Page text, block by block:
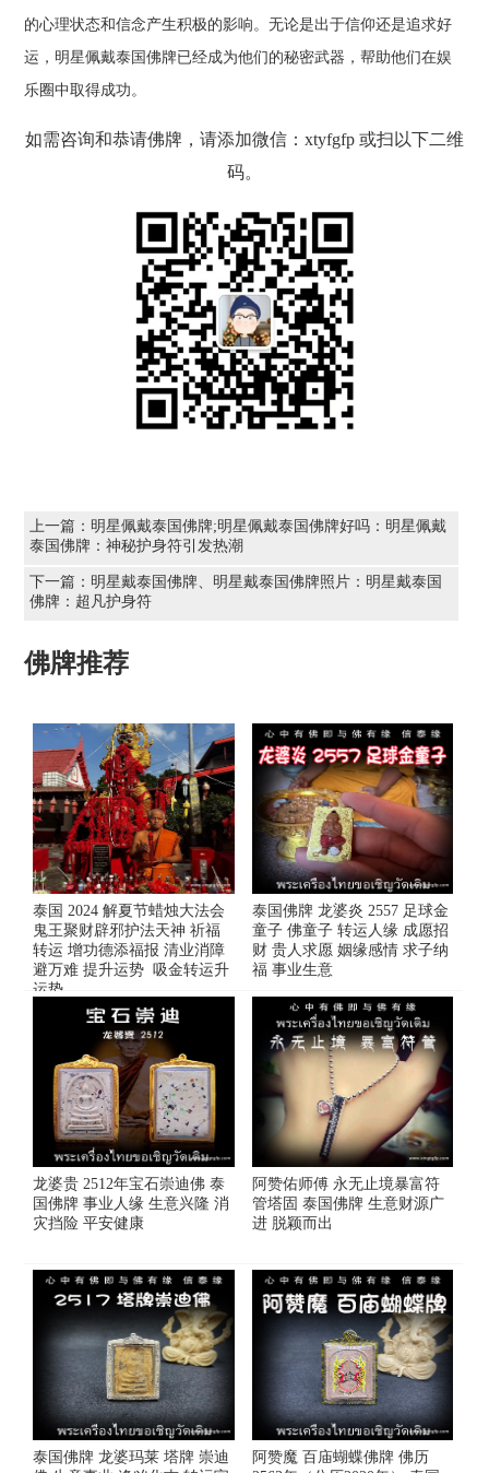
的心理状态和信念产生积极的影响。无论是出于信仰还是追求好
运，明星佩戴泰国佛牌已经成为他们的秘密武器，帮助他们在娱
乐圈中取得成功。
如需咨询和恭请佛牌，请添加微信：xtyfgfp 或扫以下二维
码。
上一篇： 明星佩戴泰国佛牌;明星佩戴泰国佛牌好吗：明星佩戴
泰国佛牌：神秘护身符引发热潮
下一篇： 明星戴泰国佛牌、明星戴泰国佛牌照片：明星戴泰国
佛牌：超凡护身符
佛牌推荐
泰国 2024 解夏节蜡烛大法会
鬼王聚财辟邪护法天神 祈福
转运 增功德添福报 清业消障
避万难 提升运势 吸金转运升
运势
泰国佛牌 龙婆炎 2557 足球金
童子 佛童子 转运人缘 成愿招
财 贵人求愿 姻缘感情 求子纳
福 事业生意
龙婆贵 2512年宝石崇迪佛 泰
国佛牌 事业人缘 生意兴隆 消
灾挡险 平安健康
阿赞佑师傅 永无止境暴富符
管塔固 泰国佛牌 生意财源广
进 脱颖而出
泰国佛牌 龙婆玛莱 塔牌 崇迪
阿赞魔 百庙蝴蝶佛牌 佛历